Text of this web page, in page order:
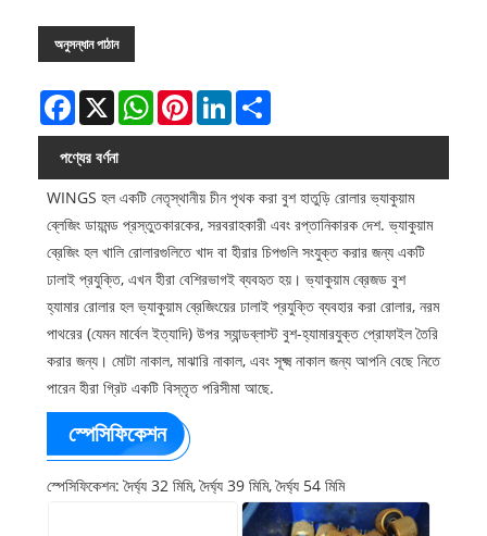
অনুসন্ধান পাঠান
Facebook
X WhatsAppPinterestLinkedIn
পণ্যের বর্ণনা
WINGS হল একটি নেতৃস্থানীয় চীন পৃথক করা বুশ হাতুড়ি রোলার ভ্যাকুয়াম
ব্লেজিং ডায়মন্ড প্রস্তুতকারকের, সরবরাহকারী এবং রপ্তানিকারক দেশ. ভ্যাকুয়াম
ব্রেজিং হল খালি রোলারগুলিতে খাদ বা হীরার চিপগুলি সংযুক্ত করার জন্য একটি
ঢালাই প্রযুক্তি, এখন হীরা বেশিরভাগই ব্যবহৃত হয়। ভ্যাকুয়াম ব্রেজড বুশ
হ্যামার রোলার হল ভ্যাকুয়াম ব্রেজিংয়ের ঢালাই প্রযুক্তি ব্যবহার করা রোলার, নরম
পাথরের (যেমন মার্বেল ইত্যাদি) উপর স্যান্ডব্লাস্ট বুশ-হ্যামারযুক্ত প্রোফাইল তৈরি
করার জন্য। মোটা নাকাল, মাঝারি নাকাল, এবং সূক্ষ্ম নাকাল জন্য আপনি বেছে নিতে
পারেন হীরা গ্রিট একটি বিস্তৃত পরিসীমা আছে.
স্পেসিফিকেশন
স্পেসিফিকেশন: দৈর্ঘ্য 32 মিমি, দৈর্ঘ্য 39 মিমি, দৈর্ঘ্য 54 মিমি